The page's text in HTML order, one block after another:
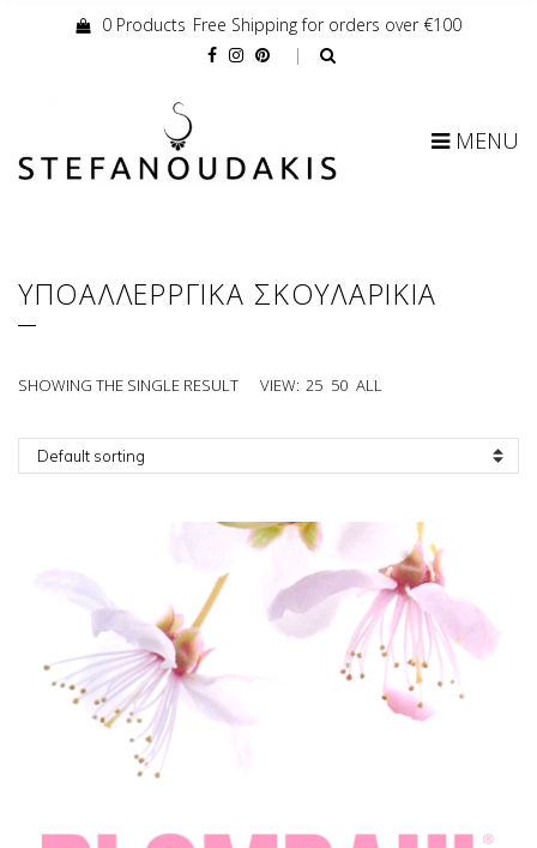
Cart:
0 Products Free Shipping for orders over €100
MENU
ΥΠΟΑΛΛΕΡΡΓΙΚΑ ΣΚΟΥΛΑΡΙΚΙΑ
SHOWING THE SINGLE RESULT VIEW: 25 50 ALL